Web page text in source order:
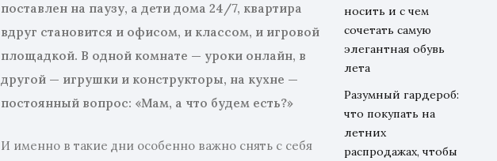
поставлен на паузу, а дети дома 24/7, квартира
вдруг становится и офисом, и классом, и игровой
площадкой. В одной комнате — уроки онлайн, в
другой — игрушки и конструкторы, на кухне —
постоянный вопрос: «Мам, а что будем есть?»
И именно в такие дни особенно важно снять с себя
носить и с чем
сочетать самую
элегантная обувь
лета
Разумный гардероб:
что покупать на
летних
распродажах, чтобы